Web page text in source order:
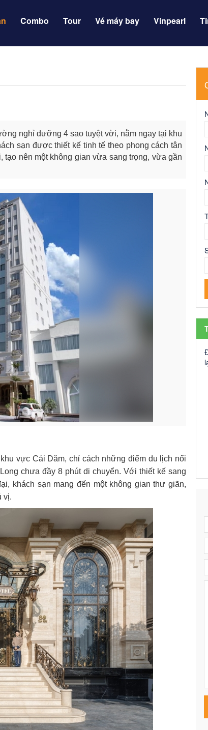
Combo Tour Vé máy bay Vinpearl
nghỉ dưỡng 4 sao tuyệt vời, nằm ngay tại khu
sạn được thiết kế tinh tế theo phong cách tân
nên một không gian vừa sang trọng, vừa gần
vực Cái Dăm, chỉ cách những điểm du lịch nổi
chưa đầy 8 phút di chuyển. Với thiết kế sang
khách sạn mang đến một không gian thư giãn,
vị.